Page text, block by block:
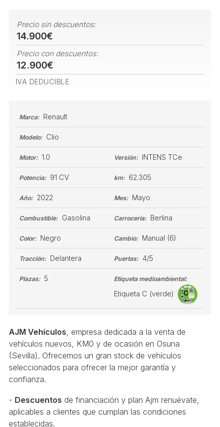
Precio sin descuentos:
14.900€
Precio con descuentos:
12.900€
IVA DEDUCIBLE
Marca: Renault
Modelo: Clio
Motor: 1.0 Versión: INTENS TCe
Potencia: 91 CV km: 62.305
Año: 2022 Mes: Mayo
Combustible: Gasolina Carroceria: Berlina
Color: Negro Cambio: Manual (6)
Tracción: Delantera Puertas: 4/5
Plazas: 5 Etiqueta medioambiental:
Etiqueta C (verde)
AJM Vehículos, empresa dedicada a la venta de
vehículos nuevos, KM0 y de ocasión en Osuna
(Sevilla). Ofrecemos un gran stock de vehículos
seleccionados para ofrecer la mejor garantía y
confianza.
- Descuentos de financiación y plan Ajm renuévate,
aplicables a clientes que cumplan las condiciones
establecidas.